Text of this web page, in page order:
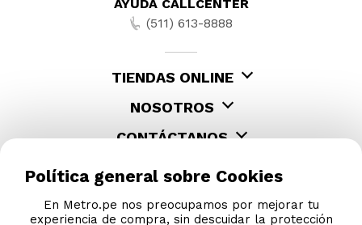
AYUDA CALLCENTER
(511) 613-8888
TIENDAS ONLINE
Política general sobre Cookies
En Metro.pe nos preocupamos por mejorar tu
experiencia de compra, sin descuidar la protección